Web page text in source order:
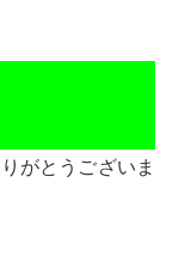
がとうございま